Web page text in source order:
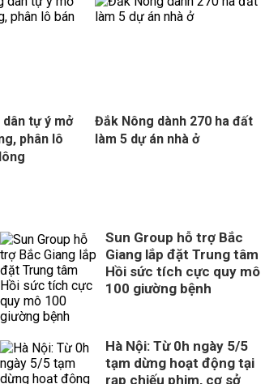
tự ý mở
phân lô
Đắk Nông dành 270 ha đất
làm 5 dự án nhà ở
Sun Group hỗ trợ Bắc
Giang lắp đặt Trung tâm
Hồi sức tích cực quy mô
100 giường bệnh
Hà Nội: Từ 0h ngày 5/5
tạm dừng hoạt động tại
rạp chiếu phim, cơ sở